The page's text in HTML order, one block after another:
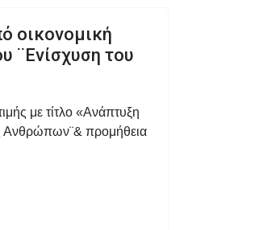
οικονομική
¨Ενίσχυση του
με τίτλο «Ανάπτυξη
Ανθρώπων¨& προμήθεια